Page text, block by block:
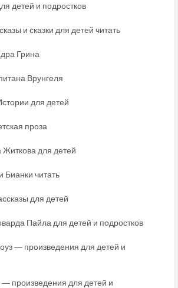
детей и подростков
и сказки для детей читать
Грина
Врунгеля
для детей
проза
Житкова для детей
Бианки читать
для детей
Пайла для детей и подростков
― произведения для детей и
произведения для детей и